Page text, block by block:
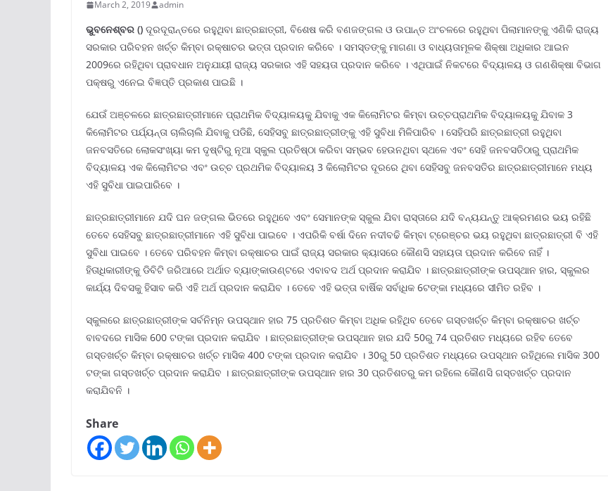
March 2, 2019 admin
ଭୁବନେଶ୍ବର () ଦୂରଦୂରାନ୍ତରେ ରହୁଥିବା ଛାତ୍ରଛାତ୍ରୀ, ବିଶେଷ କରି ବଣଜଙ୍ଗଲ ଓ ଉପାନ୍ତ ଅଂଚଳରେ ରହୁଥିବା ପିଲାମାନଙ୍କୁ ଏଣିକି ରାଜ୍ୟ
ସରକାର ପରିବହନ ଖର୍ଚ୍ଚ କିମ୍ବା ରକ୍ଷାଚର ଭତ୍ତା ପ୍ରଦାନ କରିବେ । ସମସ୍ତଙ୍କୁ ମାଗଣା ଓ ବାଧ୍ୟତାମୂଳକ ଶିକ୍ଷା ଅଧିକାର ଆଇନ
2009ରେ ରହିଥିବା ପ୍ରାବଧାନ ଅନୁଯାୟୀ ରାଜ୍ୟ ସରକାର ଏହି ସହୟତା ପ୍ରଦାନ କରିବେ । ଏଥିପାଇଁ ନିକଟରେ ବିଦ୍ୟାଳୟ ଓ ଗଣଶିକ୍ଷା ବିଭାଗ
ପକ୍ଷରୁ ଏନେଇ ବିଜ୍ଞପ୍ତି ପ୍ରକାଶ ପାଇଛି ।
ଯେଉଁ ଅଞ୍ଚଳରେ ଛାତ୍ରଛାତ୍ରୀମାନେ ପ୍ରାଥମିକ ବିଦ୍ୟାଳୟକୁ ଯିବାକୁ ଏକ କିଲୋମିଟର କିମ୍ବା ଉଚ୍ଚପ୍ରାଥମିକ ବିଦ୍ୟାଳୟକୁ ଯିବାକ 3
କିଲୋମିଟର ପର୍ଯ୍ୟନ୍ତା ଚାଲିଚାଲି ଯିବାକୁ ପଡିଛି, ସେହିସବୁ ଛାତ୍ରଛାତ୍ରୀଙ୍କୁ ଏହି ସୁବିଧା ମିଳିପାରିବ । ସେହିପରି ଛାତ୍ରଛାତ୍ରୀ ରହୁଥିବା
ଜନବସତିରେ ଲୋକସଂଖ୍ୟା କମ ଦୃଷ୍ଟିରୁ ନୂଆ ସ୍କୁଲ ପ୍ରତିଷ୍ଠା କରିବା ସମ୍ଭବ ହେଉନଥିବା ସ୍ଥଳେ ଏବଂ ସେହି ଜନବସତିଠାରୁ ପ୍ରାଥମିକ
ବିଦ୍ୟାଳୟ ଏକ କିଲୋମିଟର ଏବଂ ଉଚ୍ଚ ପ୍ରଥମିକ ବିଦ୍ୟାଳୟ 3 କିଲୋମିଟର ଦୂରରେ ଥିବା ସେହିସବୁ ଜନବସତିର ଛାତ୍ରଛାତ୍ରୀମାନେ ମଧ୍ୟ
ଏହି ସୁବିଧା ପାଇପାରିବେ ।
ଛାତ୍ରଛାତ୍ରୀମାନେ ଯଦି ଘନ ଜଙ୍ଗଲ ଭିତରେ ରହୁଥିବେ ଏବଂ ସେମାନଙ୍କ ସ୍କୁଲ ଯିବା ରାସ୍ତାରେ ଯଦି ବନ୍ୟଯନ୍ତୁ ଆକ୍ରମଣର ଭୟ ରହିଛି
ତେବେ ସେହିସବୁ ଛାତ୍ରଛାତ୍ରୀମାନେ ଏହି ସୁବିଧା ପାଇବେ । ଏପରିକି ବର୍ଷା ଦିନେ ନଦୀବଢି କିମ୍ବା ଟ୍ରେଞ୍ଚର ଭୟ ରହୁଥିବା ଛାତ୍ରଛାତ୍ରୀ ବି ଏହି
ସୁବିଧା ପାଇବେ । ତେବେ ପରିବହନ କିମ୍ବା ରକ୍ଷାଚର ପାଇଁ ରାଜ୍ୟ ସରକାର କ୍ୟାସରେ କୌଣସି ସହାୟତା ପ୍ରଦାନ କରିବେ ନାହିଁ ।
ହିତାଧିକାରୀଙ୍କୁ ଡିବିଟି ଜରିଆରେ ଅର୍ଥାତ ବ୍ୟାଙ୍କାଉଣ୍ଟରେ ଏବାବଦ ଅର୍ଥ ପ୍ରଦାନ କରାଯିବ । ଛାତ୍ରଛାତ୍ରୀଙ୍କ ଉପସ୍ଥାନ ହାର, ସ୍କୁଲର
କାର୍ଯ୍ୟ ଦିବସକୁ ହିସାବ କରି ଏହି ଅର୍ଥ ପ୍ରଦାନ କରାଯିବ । ତେବେ ଏହି ଭତ୍ତା ବାର୍ଷିକ ସର୍ବାଧିକ 6ଟଙ୍କା ମଧ୍ୟରେ ସୀମିତ ରହିବ ।
ସ୍କୁଲରେ ଛାତ୍ରଛାତ୍ରୀଙ୍କ ସର୍ବନିମ୍ନ ଉପସ୍ଥାନ ହାର 75 ପ୍ରତିଶତ କିମ୍ବା ଅଧିକ ରହିଥିବ ତେବେ ଗସ୍ତଖର୍ଚ୍ଚ କିମ୍ବା ରକ୍ଷାଚର ଖର୍ଚ୍ଚ
ବାବଦରେ ମାସିକ 600 ଟଙ୍କା ପ୍ରଦାନ କରାଯିବ । ଛାତ୍ରଛାତ୍ରୀଙ୍କ ଉପସ୍ଥାନ ହାର ଯଦି 50ରୁ 74 ପ୍ରତିଶତ ମଧ୍ୟରେ ରହିବ ତେବେ
ଗସ୍ତଖର୍ଚ୍ଚ କିମ୍ବା ରକ୍ଷାଚର ଖର୍ଚ୍ଚ ମାସିକ 400 ଟଙ୍କା ପ୍ରଦାନ କରାଯିବ । 30ରୁ 50 ପ୍ରତିଶତ ମଧ୍ୟରେ ଉପସ୍ଥାନ ରହିଥିଲେ ମାସିକ 300
ଟଙ୍କା ଗସ୍ତଖର୍ଚ୍ଚ ପ୍ରଦାନ କରାଯିବ । ଛାତ୍ରଛାତ୍ରୀଙ୍କ ଉପସ୍ଥାନ ହାର 30 ପ୍ରତିଶତରୁ କମ ରହିଲେ କୌଣସି ଗସ୍ତଖର୍ଚ୍ଚ ପ୍ରଦାନ
କରାଯିବନି ।
Share